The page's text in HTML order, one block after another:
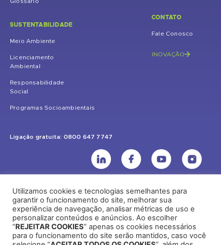
SUSTENTABILIDADE
Meio Ambiente
Licenciamento
Ambiental
Responsabilidade
Social
Programas Socioambientais
CONTATO
Fale Conosco
INOVAÇÃO
Ligação gratuita: 0800 647 7747
UHE Jirau
Rodovia BR-364, KM 824 S/Nº - Distrito de Jaci Paraná – Porto Velho
(RO) – CEP: 76840-000 – Telefone: (69) 2182.8600
Utilizamos cookies e tecnologias semelhantes para
garantir o funcionamento do site, melhorar sua
experiência de navegação, analisar métricas de uso e
personalizar conteúdos e anúncios. Ao escolher
“REJEITAR COOKIES” apenas os cookies necessários
para o funcionamento do site serão mantidos, caso você